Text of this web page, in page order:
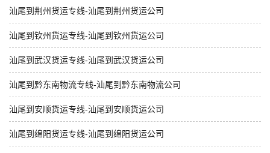
汕尾到荆州货运专线-汕尾到荆州货运公司
汕尾到钦州货运专线-汕尾到钦州货运公司
汕尾到武汉货运专线-汕尾到武汉货运公司
汕尾到黔东南物流专线-汕尾到黔东南物流公司
汕尾到安顺货运专线-汕尾到安顺货运公司
汕尾到绵阳货运专线-汕尾到绵阳货运公司